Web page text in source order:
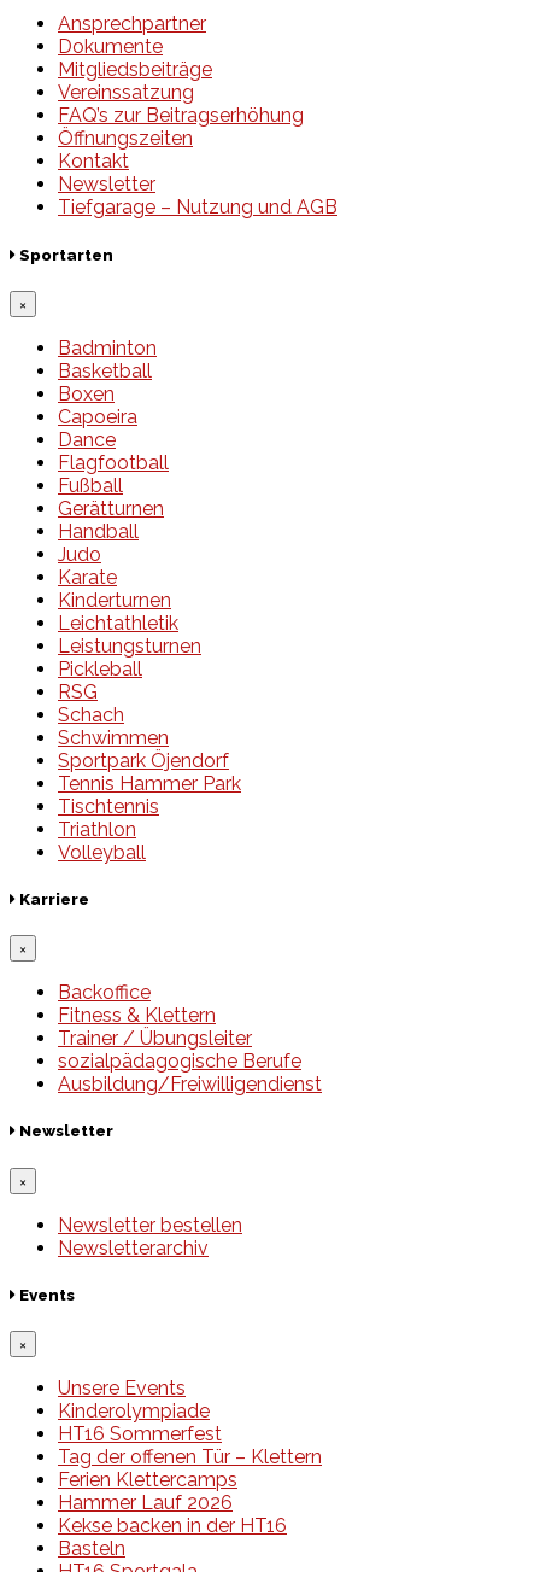
Ansprechpartner
Dokumente
Mitgliedsbeiträge
Vereinssatzung
FAQ’s zur Beitragserhöhung
Öffnungszeiten
Kontakt
Newsletter
Tiefgarage – Nutzung und AGB
Sportarten
×
Badminton
Basketball
Boxen
Capoeira
Dance
Flagfootball
Fußball
Gerätturnen
Handball
Judo
Karate
Kinderturnen
Leichtathletik
Leistungsturnen
Pickleball
RSG
Schach
Schwimmen
Sportpark Öjendorf
Tennis Hammer Park
Tischtennis
Triathlon
Volleyball
Karriere
×
Backoffice
Fitness & Klettern
Trainer / Übungsleiter
sozialpädagogische Berufe
Ausbildung/Freiwilligendienst
Newsletter
×
Newsletter bestellen
Newsletterarchiv
Events
×
Unsere Events
Kinderolympiade
HT16 Sommerfest
Tag der offenen Tür – Klettern
Ferien Klettercamps
Hammer Lauf 2026
Kekse backen in der HT16
Basteln